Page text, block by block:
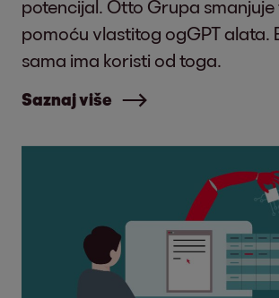
potencijal. Otto Grupa smanjuje
pomoću vlastitog ogGPT alata.
sama ima koristi od toga.
Saznaj više